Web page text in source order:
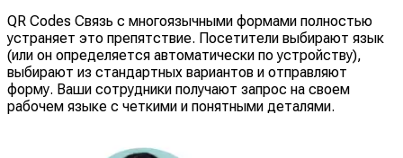
QR Codes Связь с многоязычными формами полностью
устраняет это препятствие. Посетители выбирают язык
(или он определяется автоматически по устройству),
выбирают из стандартных вариантов и отправляют
форму. Ваши сотрудники получают запрос на своем
рабочем языке с четкими и понятными деталями.